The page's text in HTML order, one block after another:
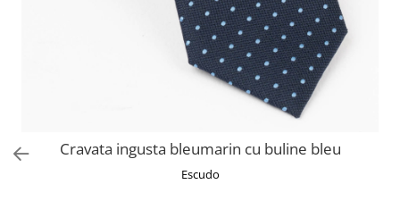
Cravata ingusta bleumarin cu buline bleu
Escudo